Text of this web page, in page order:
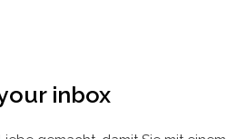
inbox